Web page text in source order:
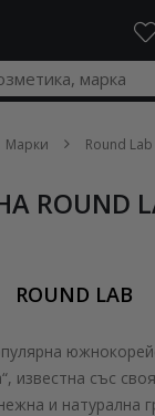
Марки Round Lab
ROUND
ROUND LAB
известна със
и натурална